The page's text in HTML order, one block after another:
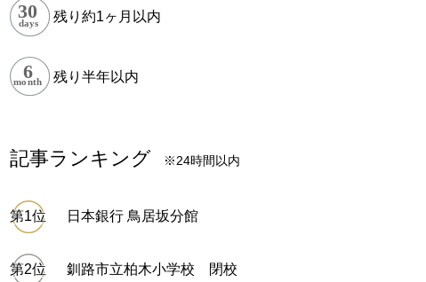
残り約1ヶ月以内
残り半年以内
記事ランキング ※24時間以内
日本銀行 鳥居坂分館
釧路市立柏木小学校 閉校